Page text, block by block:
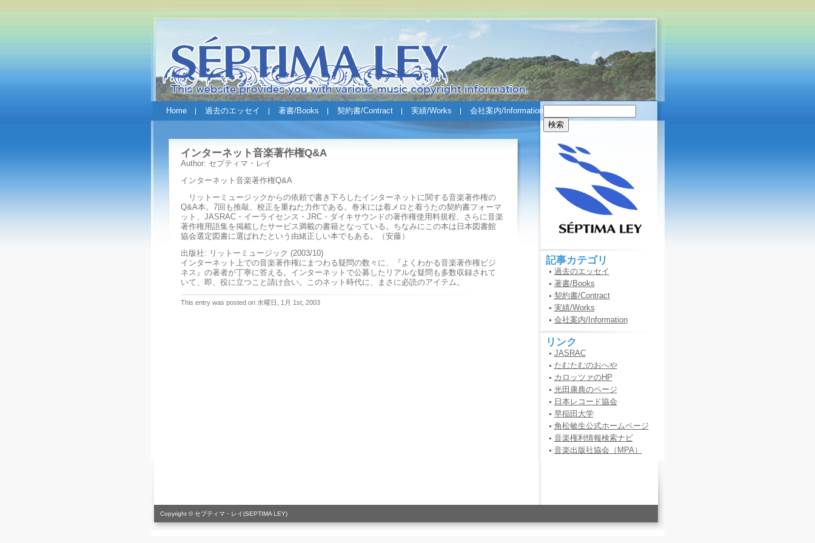
Home 過去のエッセイ 著書/Books 契約書/Contract 実績/Works 会社案内/Information
インターネット音楽著作権Q&A
Author: セプティマ・レイ
インターネット音楽著作権Q&A
リットーミュージックからの依頼で書き下ろしたインターネットに関する音楽著作権の
Q&A本。7回も推敲、校正を重ねた力作である。巻末には着メロと着うたの契約書フォーマ
ット、JASRAC・イーライセンス・JRC・ダイキサウンドの著作権使用料規程、さらに音楽
著作権用語集を掲載したサービス満載の書籍となっている。ちなみにこの本は日本図書館
協会選定図書に選ばれたという由緒正しい本でもある。（安藤）
出版社: リットーミュージック (2003/10)
インターネット上での音楽著作権にまつわる疑問の数々に、『よくわかる音楽著作権ビジ
ネス』の著者が丁寧に答える。インターネットで公募したリアルな疑問も多数収録されて
いて、即、役に立つこと請け合い。このネット時代に、まさに必読のアイテム。
This entry was posted on 水曜日, 1月 1st, 2003
記事カテゴリ
過去のエッセイ
著書/Books
契約書/Contract
実績/Works
会社案内/Information
リンク
JASRAC
たむたむのおへや
カロッツァのHP
光田康典のページ
日本レコード協会
早稲田大学
角松敏生公式ホームページ
音楽権利情報検索ナビ
音楽出版社協会（MPA）
Copyright © セプティマ・レイ(SEPTIMA LEY)